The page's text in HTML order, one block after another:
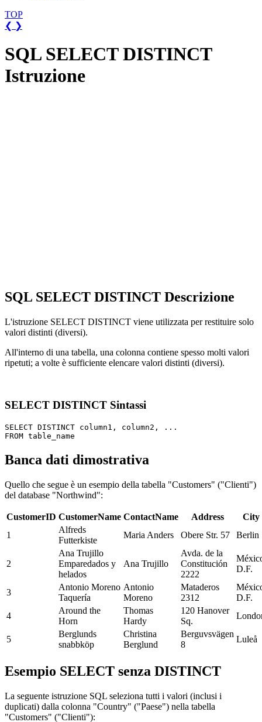
TOP
❮ ❯
SQL SELECT DISTINCT
Istruzione
SQL SELECT DISTINCT Descrizione
L'istruzione SELECT DISTINCT viene utilizzata per restituire solo
valori distinti (diversi).
All'interno di una tabella, una colonna contiene spesso molti valori
ripetuti; a volte è sufficiente elencare valori distinti (diversi).
SELECT DISTINCT Sintassi
SELECT DISTINCT column1, column2, ...
Banca dati dimostrativa
Quello che segue è un esempio della tabella "Customers" ("Clienti")
del database "Northwind":
CustomerID CustomerName ContactName Address
City
1
Alfreds
Futterkiste
Maria Anders Obere Str. 57 Berlin
2
Ana Trujillo
Emparedados y
helados
Ana Trujillo
Avda. de la
Constitución
2222
D.F.
3
Antonio Moreno
Taquería
Antonio
Moreno
Mataderos
2312
D.F.
4
Around the
Horn
Thomas
Hardy
120 Hanover
Sq.
5
Berglunds
snabbköp
Christina
Berglund
Berguvsvägen
8
Luleå
Esempio SELECT senza DISTINCT
La seguente istruzione SQL seleziona tutti i valori (inclusi i
duplicati) dalla colonna "Country" ("Paese") nella tabella
"Customers" ("Clienti"):